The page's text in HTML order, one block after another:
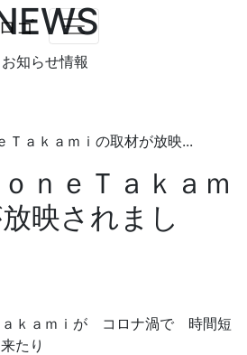
お知らせ情報
ａｋａｍｉの取材が放映...
ｎｅＴａｋａｍ
映されまし
ｋａｍｉが コロナ渦で 時間短
たり